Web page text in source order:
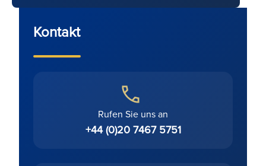
Kontakt
Rufen Sie uns an
+44 (0)20 7467 5751